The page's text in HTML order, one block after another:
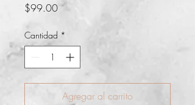
$99.00Precio
Cantidad *
Agregar al carrito